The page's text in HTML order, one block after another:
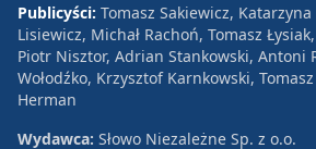
Publicyści: Tomasz Sakiewicz,
Lisiewicz, Michał Rachoń, Tomasz
Piotr Nisztor, Adrian Stankowski, Antoni
Wołodźko, Krzysztof Karnkowski,
Herman
Wydawca: Słowo Niezależne Sp. z o.o.